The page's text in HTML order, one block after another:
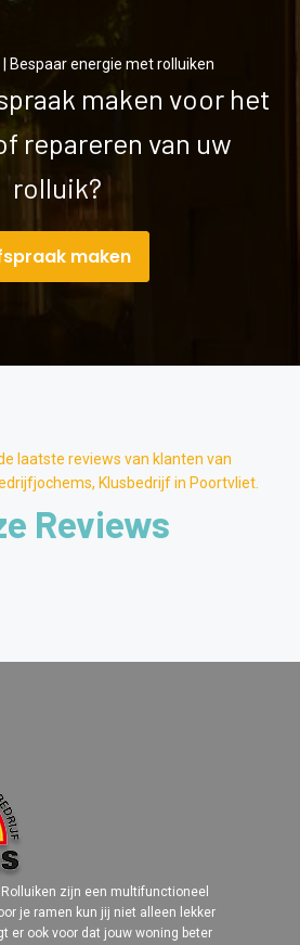
Bespaar energie met rolluiken
maken voor het
repareren van uw
rolluik?
maken
laatste reviews van klanten van
Klusbedrijf in Poortvliet.
Reviews
zijn een multifunctioneel
je ramen kun jij niet alleen lekker
er ook voor dat jouw woning beter